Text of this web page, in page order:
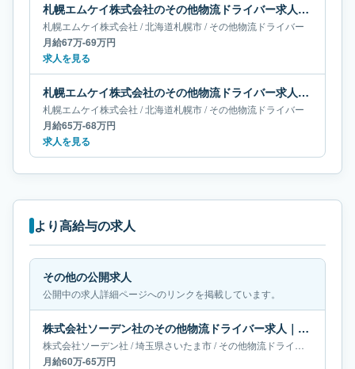
札幌エムケイ株式会社のその他物流ドライバー求人｜北海道札幌市｜月給67万-69万円
札幌エムケイ株式会社 /北海道札幌市/その他物流ドライバー
月給67万-69万円
求人を見る
札幌エムケイ株式会社のその他物流ドライバー求人｜北海道札幌市｜月給65万-68万円
札幌エムケイ株式会社 /北海道札幌市/その他物流ドライバー
月給65万-68万円
求人を見る
より高給与の求人
その他の公開求人
公開中の求人詳細ページへのリンクを掲載しています。
株式会社ソーデン社のその他物流ドライバー求人｜埼玉県さいたま市｜月給60万-65万円
株式会社ソーデン社 /埼玉県さいたま市/その他物流ドライバー
月給60万-65万円